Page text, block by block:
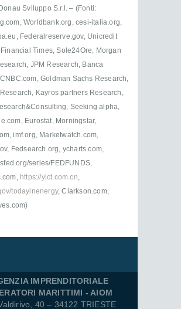
Sviluppo S.r.l. – (Fonti:
Worldbank.org, cesi-italia.org,
Federalreserve.gov, Unicredit
Times, Sole24Ore, Morgan
JPM Research, Banca
Goldman Sachs Research,
Kayros partners Research,
Seeking alpha,
Eurostat, Morningstar,
imf.org, Marketwatch.com,
Fedsearch.org, ycharts.com,
series/FEDFUNDS,
https://yict.com.cn,
todayinenergy, Clarkson.com,
IMPRENDITORIALE
MARITTIMI - AIOM
40 – 34122 TRIESTE